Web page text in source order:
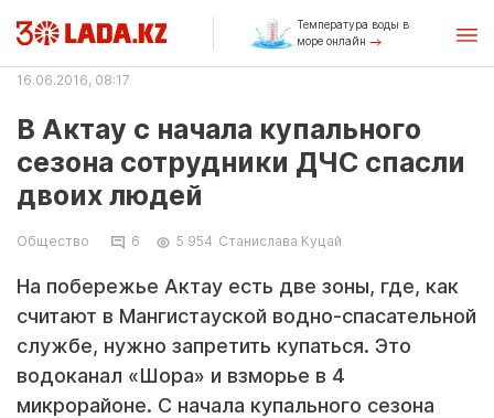
Температура воды в
море онлайн
16.06.2016, 08:17
В Актау с начала купального
сезона сотрудники ДЧС спасли
двоих людей
Общество 6 5 954 Станислава Куцай
На побережье Актау есть две зоны, где, как
считают в Мангистауской водно-спасательной
службе, нужно запретить купаться. Это
водоканал «Шора» и взморье в 4
микрорайоне. С начала купального сезона